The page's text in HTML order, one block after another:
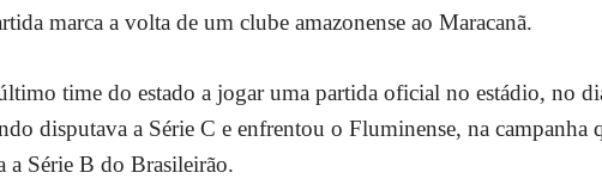
marca a volta de um clube amazonense ao Maracanã.
time do estado a jogar uma partida oficial no estádio, no
disputava a Série C e enfrentou o Fluminense, na campanha
a Série B do Brasileirão.